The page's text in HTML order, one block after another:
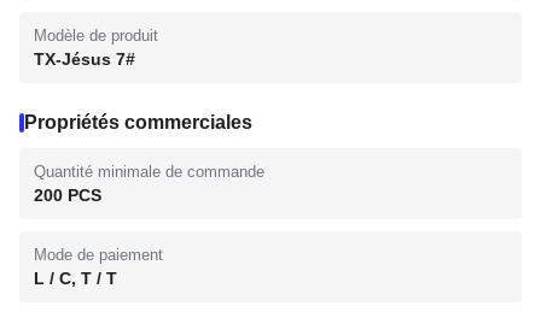
Modèle de produit
TX-Jésus 7#
Propriétés commerciales
Quantité minimale de commande
200 PCS
Mode de paiement
L / C, T / T